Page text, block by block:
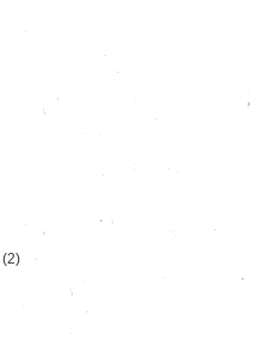
(2)